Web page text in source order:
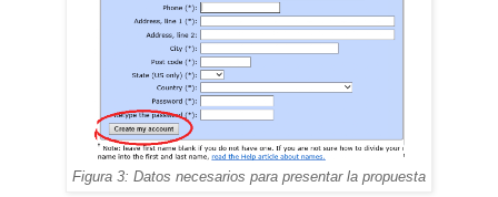
Figura 3: Datos necesarios para presentar la propuesta